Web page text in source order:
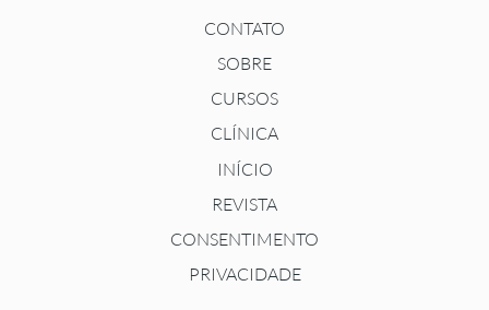
CONTATO
SOBRE
CURSOS
CLÍNICA
INÍCIO
REVISTA
CONSENTIMENTO
PRIVACIDADE